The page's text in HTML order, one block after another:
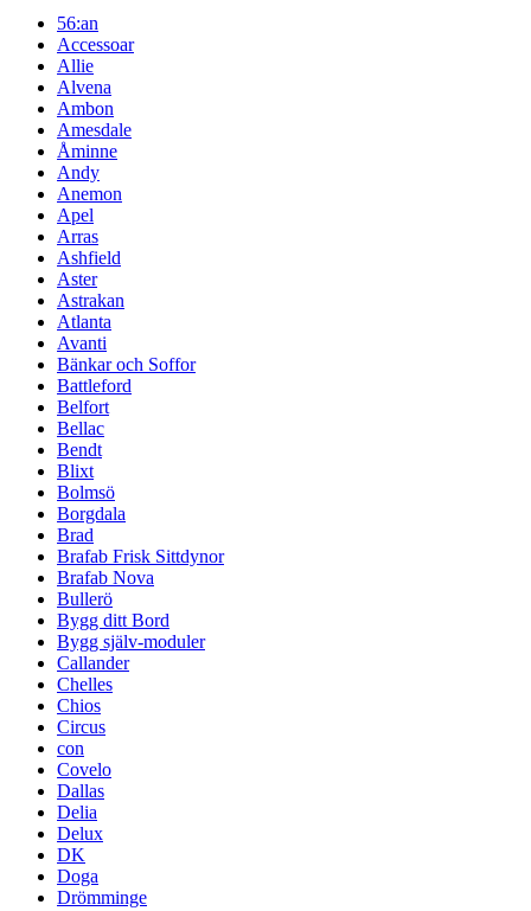
56:an
Accessoar
Allie
Alvena
Ambon
Amesdale
Åminne
Andy
Anemon
Apel
Arras
Ashfield
Aster
Astrakan
Atlanta
Avanti
Bänkar och Soffor
Battleford
Belfort
Bellac
Bendt
Blixt
Bolmsö
Borgdala
Brad
Brafab Frisk Sittdynor
Brafab Nova
Bullerö
Bygg ditt Bord
Bygg själv-moduler
Callander
Chelles
Chios
Circus
con
Covelo
Dallas
Delia
Delux
DK
Doga
Drömminge